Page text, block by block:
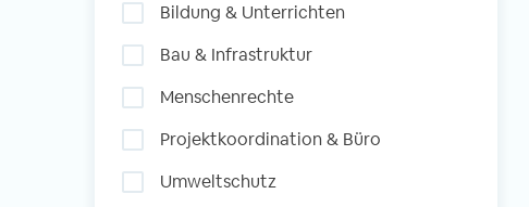
Bildung & Unterrichten
Bau & Infrastruktur
Menschenrechte
Projektkoordination & Büro
Umweltschutz